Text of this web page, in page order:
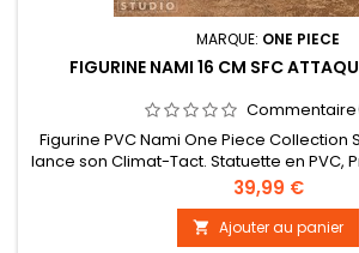
MARQUE: ONE PIECE
FIGURINE NAMI 16 CM SFC
Figurine PVC Nami One Piece Collection
lance son Climat-Tact. Statuette en PVC,
taille : environ 16 cm.
Prix
39,99 €
 Ajouter au panier